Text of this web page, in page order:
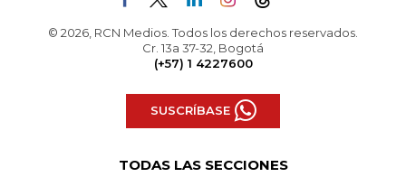
© 2026, RCN Medios. Todos los derechos reservados.
Cr. 13a 37-32, Bogotá
(+57) 1 4227600
SUSCRÍBASE
TODAS LAS SECCIONES